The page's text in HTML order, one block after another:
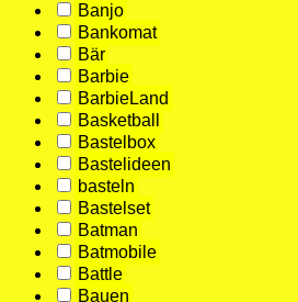
Banjo
Bankomat
Bär
Barbie
BarbieLand
Basketball
Bastelbox
Bastelideen
basteln
Bastelset
Batman
Batmobile
Battle
Bauen